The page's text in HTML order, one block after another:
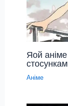
Яой
Аніме